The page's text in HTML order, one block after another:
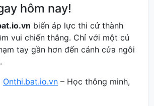
hôm nay!
biến áp lực thi cử thành
vui chiến thắng. Chỉ với một cú
tay gần hơn đến cánh cửa ngôi
Onthi.bat.io.vn – Học thông minh,